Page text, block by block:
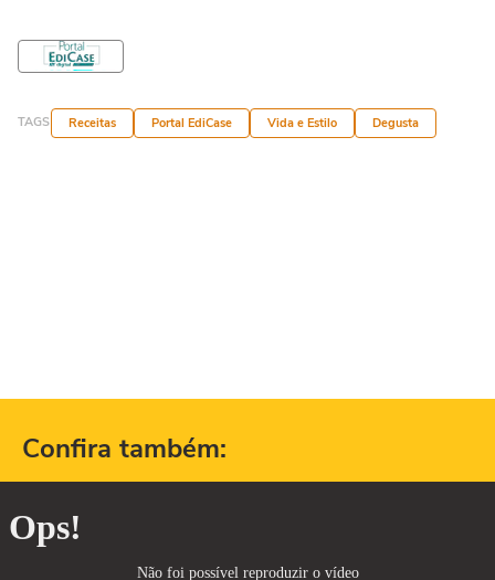
TAGS Receitas Portal EdiCase Vida e Estilo Degusta
Confira também: